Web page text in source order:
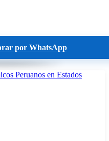
por WhatsApp